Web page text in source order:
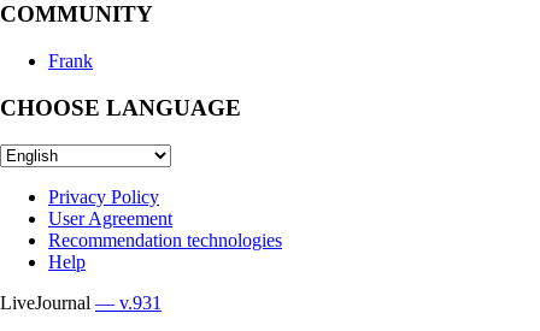
COMMUNITY
Frank
CHOOSE LANGUAGE
Privacy Policy
User Agreement
Recommendation technologies
Help
LiveJournal — v.931